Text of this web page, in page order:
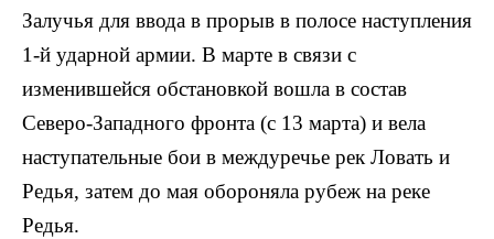
Залучья для ввода в прорыв в полосе наступ­ления
1-й ударной армии. В марте в свя­зи с
изменившейся обстановкой вошла в состав
Северо-Западного фронта (с 13 марта) и вела
наступательные бои в междуречье рек Ловать и
Редья, затем до мая обороняла рубеж на реке
Редья.